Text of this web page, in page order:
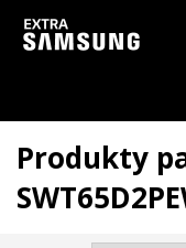
Vzhledem k aktuální
Produkty